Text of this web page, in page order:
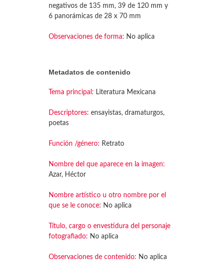
negativos de 135 mm, 39 de 120 mm y
6 panorámicas de 28 x 70 mm
Observaciones de forma: No aplica
Metadatos de contenido
Tema principal: Literatura Mexicana
Descriptores: ensayistas, dramaturgos,
poetas
Función /género: Retrato
Nombre del que aparece en la imagen:
Azar, Héctor
Nombre artístico u otro nombre por el
que se le conoce: No aplica
Título, cargo o envestidura del personaje
fotografiado: No aplica
Observaciones de contenido: No aplica